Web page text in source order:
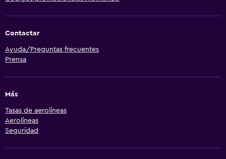
Contactar
Ayuda/Preguntas frecuentes
Prensa
Más
Tasas de aerolíneas
Aerolíneas
Seguridad